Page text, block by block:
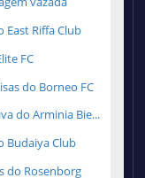
East Riffa Club
FC
do Borneo FC
do Arminia Bie...
Budaiya Club
do Rosenborg